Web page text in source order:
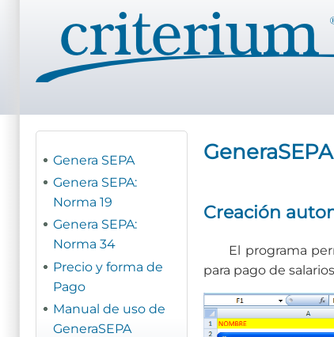
contenido
principal
Genera SEPA
Genera SEPA:
Norma 19
Genera SEPA:
Norma 34
Precio y forma de
Pago
Manual de uso de
GeneraSEPA
Creación
El programa
para pago de